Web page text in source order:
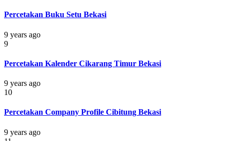
Percetakan Buku Setu Bekasi
9 years ago
9
Percetakan Kalender Cikarang Timur Bekasi
9 years ago
10
Percetakan Company Profile Cibitung Bekasi
9 years ago